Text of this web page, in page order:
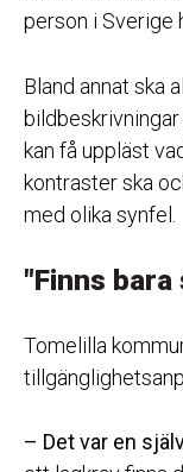
person i Sverige
Bland annat ska
kan få uppläst
kontraster ska
med olika synfel.
"Finns
Tomelilla
– Det var en